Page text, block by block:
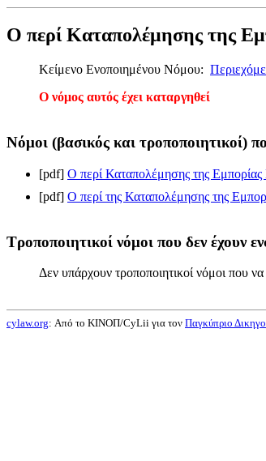
Ο περί Καταπολέμησης της
Κείμενο Ενοποιημένου Νόμου:
Ο νόμος αυτός έχει καταργηθεί
Νόμοι (βασικός και τροποποιητικοί)
[pdf] Ο περί Καταπολέμησης της
[pdf] Ο περί της Καταπολέμησης της
Τροποποιητικοί νόμοι που δεν έχουν
Δεν υπάρχουν τροποποιητικοί νόμοι που
cylaw.org: Από το ΚΙΝOΠ/CyLii για τον Παγκύπριο